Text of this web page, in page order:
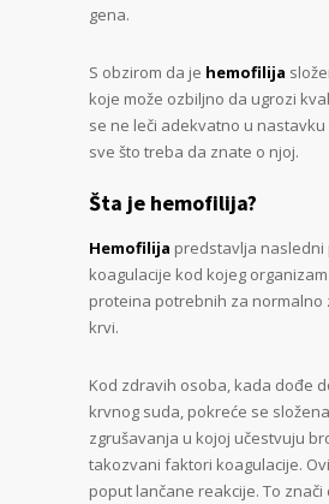
gena.
S obzirom da je hemofilija
koje može ozbiljno da ugrozi
se ne leči adekvatno u
sve što treba da znate o njoj.
Šta je hemofilija?
Hemofilija predstavlja nasledni
koagulacije kod kojeg
proteina potrebnih za normalno
krvi.
Kod zdravih osoba, kada dođe
krvnog suda, pokreće se
zgrušavanja u kojoj učestvuju
takozvani faktori koagulacije.
poput lančane reakcije. To